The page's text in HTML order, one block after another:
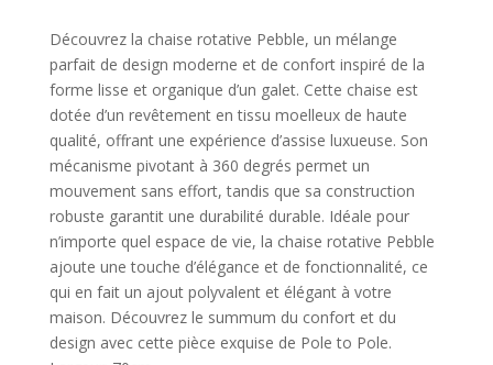
Découvrez la chaise rotative Pebble, un mélange
parfait de design moderne et de confort inspiré de la
forme lisse et organique d’un galet. Cette chaise est
dotée d’un revêtement en tissu moelleux de haute
qualité, offrant une expérience d’assise luxueuse. Son
mécanisme pivotant à 360 degrés permet un
mouvement sans effort, tandis que sa construction
robuste garantit une durabilité durable. Idéale pour
n’importe quel espace de vie, la chaise rotative Pebble
ajoute une touche d’élégance et de fonctionnalité, ce
qui en fait un ajout polyvalent et élégant à votre
maison. Découvrez le summum du confort et du
design avec cette pièce exquise de Pole to Pole.